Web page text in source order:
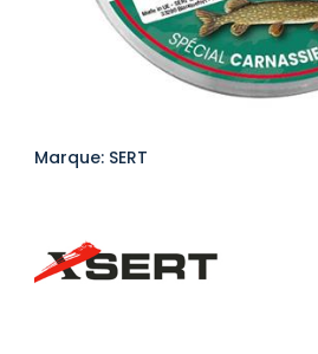
Marque: SERT